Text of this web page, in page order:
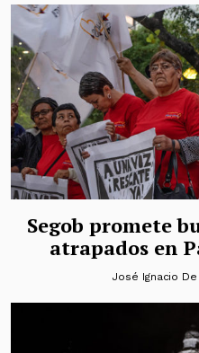
Segob promete
atrapados en
José Ignacio